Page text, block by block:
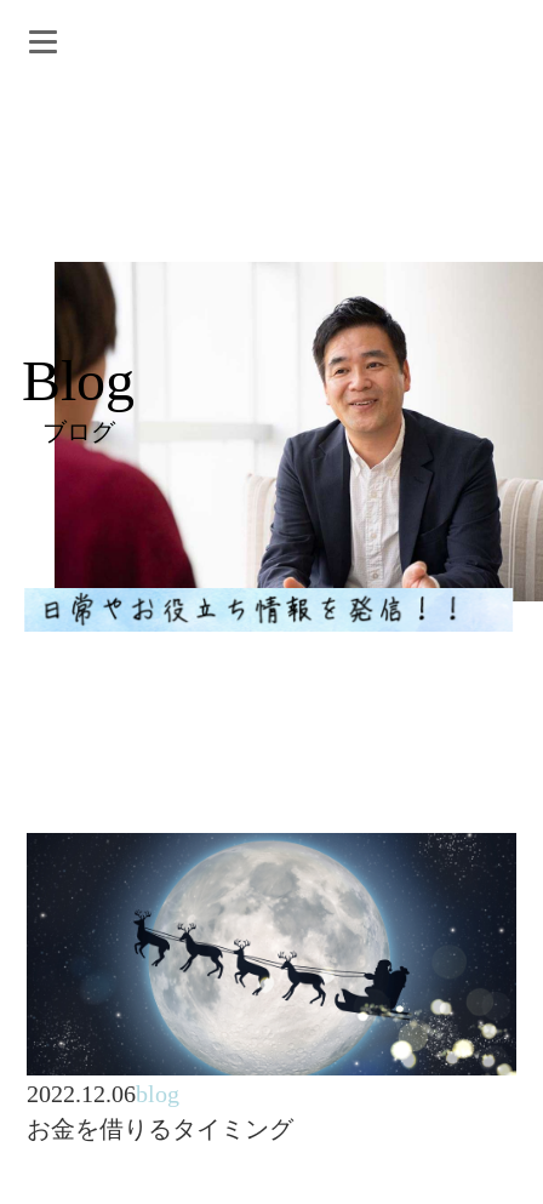
Blog
ブログ
2022.12.06blog
お金を借りるタイミング